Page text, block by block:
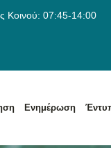
Κοινού: 07:45-14:00
Ενημέρωση